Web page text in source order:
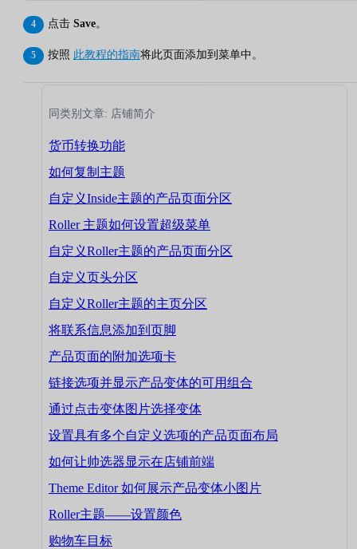
点击 Save。
按照 此教程的指南将此页面添加到菜单中。
同类别文章: 店铺简介
货币转换功能
如何复制主题
自定义Inside主题的产品页面分区
Roller 主题如何设置超级菜单
自定义Roller主题的产品页面分区
自定义页头分区
自定义Roller主题的主页分区
将联系信息添加到页脚
产品页面的附加选项卡
链接选项并显示产品变体的可用组合
通过点击变体图片选择变体
设置具有多个自定义选项的产品页面布局
如何让帅选器显示在店铺前端
Theme Editor 如何展示产品变体小图片
Roller主题——设置颜色
购物车目标